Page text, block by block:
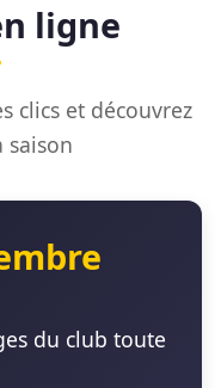
ligne
clics et découvrez
saison
du club toute